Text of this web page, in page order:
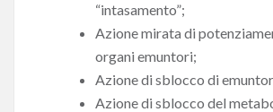
“intasamento”;
Azione mirata di
organi emuntori;
Azione di sblocco di
Azione di sblocco del